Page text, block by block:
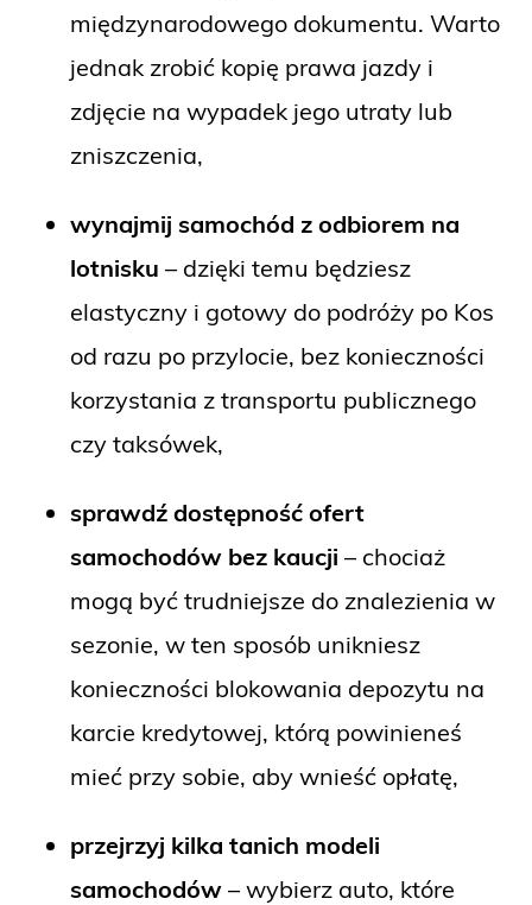
międzynarodowego dokumentu. Warto
jednak zrobić kopię prawa jazdy i
zdjęcie na wypadek jego utraty lub
zniszczenia,
wynajmij samochód z odbiorem na
lotnisku – dzięki temu będziesz
elastyczny i gotowy do podróży po Kos
od razu po przylocie, bez konieczności
korzystania z transportu publicznego
czy taksówek,
sprawdź dostępność ofert
samochodów bez kaucji – chociaż
mogą być trudniejsze do znalezienia w
sezonie, w ten sposób unikniesz
konieczności blokowania depozytu na
karcie kredytowej, którą powinieneś
mieć przy sobie, aby wnieść opłatę,
przejrzyj kilka tanich modeli
samochodów – wybierz auto, które